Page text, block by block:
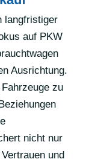
langfristiger
auf PKW
Ausrichtung.
zu
nicht nur
und